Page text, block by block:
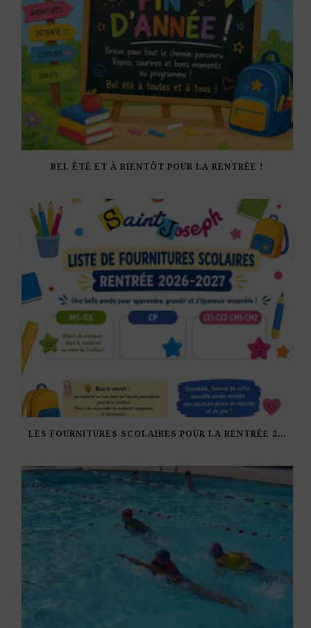
BEL ÉTÉ ET À BIENTÔT POUR LA RENTRÉE !
LES FOURNITURES SCOLAIRES POUR LA RENTRÉE 2026-27